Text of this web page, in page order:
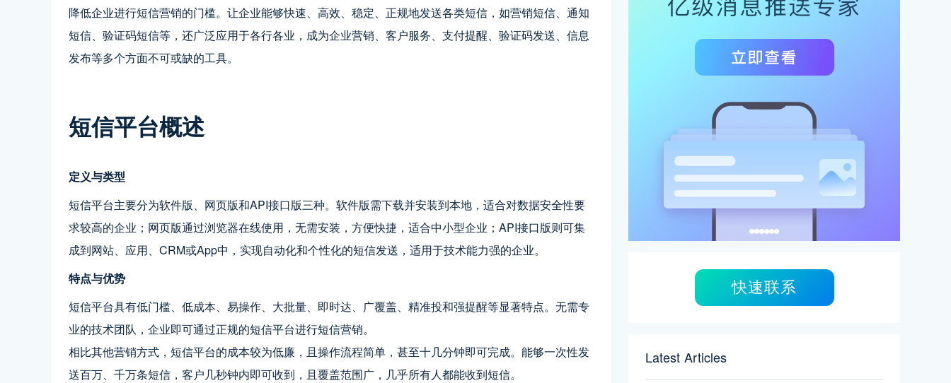
降低企业进行短信营销的门槛。让企业能够快速、高效、稳定、正规地发送各类短信，如营销短信、通知
短信、验证码短信等，还广泛应用于各行各业，成为企业营销、客户服务、支付提醒、验证码发送、信息
发布等多个方面不可或缺的工具。
短信平台概述
定义与类型
短信平台主要分为软件版、网页版和API接口版三种。软件版需下载并安装到本地，适合对数据安全性要
求较高的企业；网页版通过浏览器在线使用，无需安装，方便快捷，适合中小型企业；API接口版则可集
成到网站、应用、CRM或App中，实现自动化和个性化的短信发送，适用于技术能力强的企业。
特点与优势
短信平台具有低门槛、低成本、易操作、大批量、即时达、广覆盖、精准投和强提醒等显著特点。无需专
业的技术团队，企业即可通过正规的短信平台进行短信营销。
相比其他营销方式，短信平台的成本较为低廉，且操作流程简单，甚至十几分钟即可完成。能够一次性发
送百万、千万条短信，客户几秒钟内即可收到，且覆盖范围广，几乎所有人都能收到短信。
快速联系
Latest Articles